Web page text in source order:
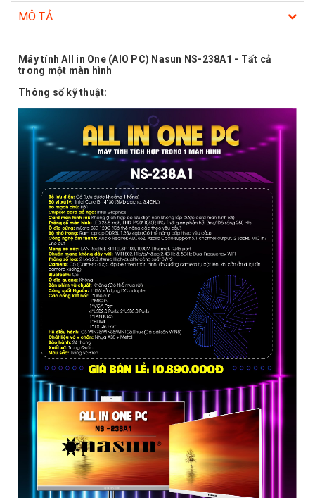
MÔ TẢ
Máy tính All in One (AIO PC) Nasun NS-238A1 - Tất cả
trong một màn hình
Thông số kỹ thuật: